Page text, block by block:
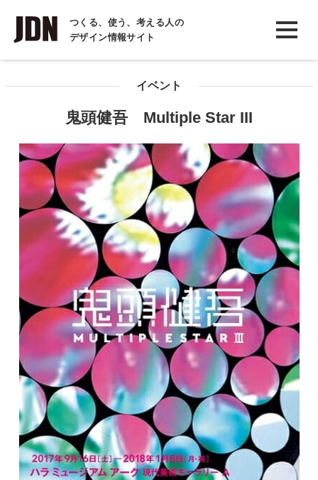
つくる、使う、考える人の
デザイン情報サイト
INTERVIEW
インタビュー
コラム
イベント
鬼頭健吾 Multiple Star III